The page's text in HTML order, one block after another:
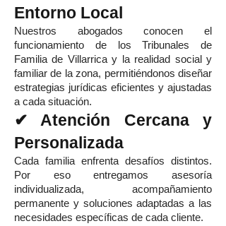
Entorno Local
Nuestros abogados conocen el
funcionamiento de los Tribunales de
Familia de Villarrica y la realidad social y
familiar de la zona, permitiéndonos diseñar
estrategias jurídicas eficientes y ajustadas
a cada situación.
✔ Atención Cercana y
Personalizada
Cada familia enfrenta desafíos distintos.
Por eso entregamos asesoría
individualizada, acompañamiento
permanente y soluciones adaptadas a las
necesidades específicas de cada cliente.